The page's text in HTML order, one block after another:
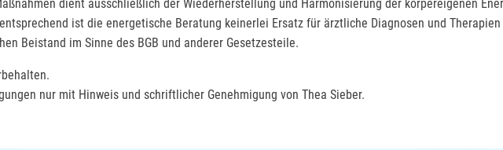
dient ausschließlich der Wiederherstellung und Harmonisierung der körpereigenen
ist die energetische Beratung keinerlei Ersatz für ärztliche Diagnosen und
Beistand im Sinne des BGB und anderer Gesetzesteile.
nur mit Hinweis und schriftlicher Genehmigung von Thea Sieber.